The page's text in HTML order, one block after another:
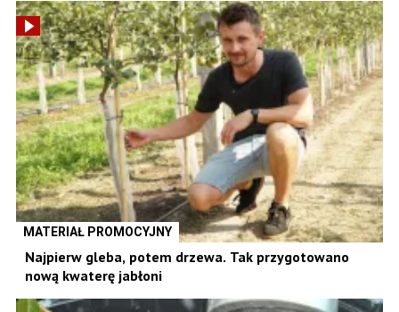
MATERIAŁ PROMOCYJNY
Najpierw gleba, potem drzewa. Tak przygotowano
nową kwaterę jabłoni